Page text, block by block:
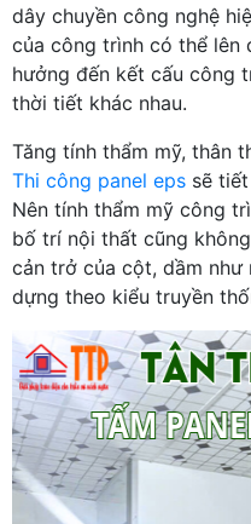
dây chuyền công nghệ
của công trình có thể lên
hưởng đến kết cấu công
thời tiết khác nhau.
Tăng tính thẩm mỹ, thân
Thi công panel eps sẽ
Nên tính thẩm mỹ công
bố trí nội thất cũng
cản trở của cột, dầm
dựng theo kiểu truyền